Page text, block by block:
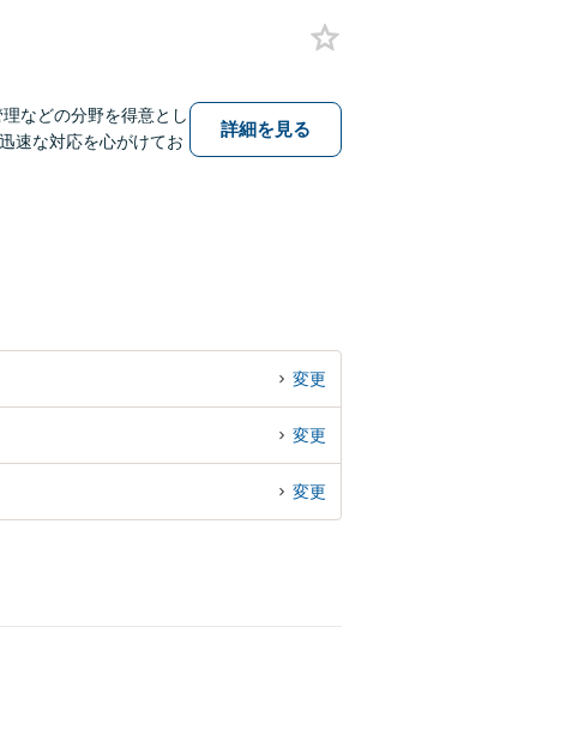
などの分野を得意とし
速な対応を心がけてお
詳細を見る
変更
変更
変更